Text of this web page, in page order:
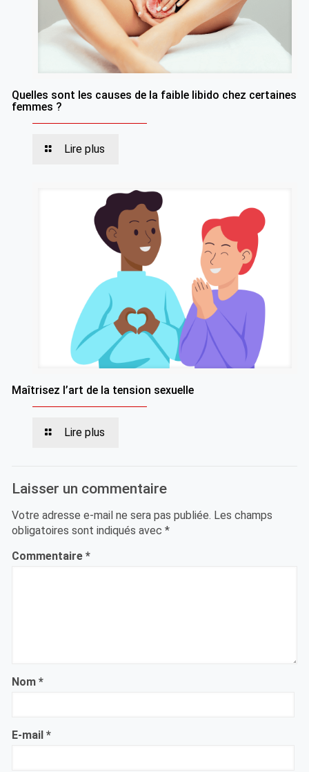
Quelles sont les causes de la faible libido chez certaines
femmes ?
Lire plus
Maîtrisez l’art de la tension sexuelle
Lire plus
Laisser un commentaire
Votre adresse e-mail ne sera pas publiée. Les champs
obligatoires sont indiqués avec *
Commentaire *
Nom *
E-mail *